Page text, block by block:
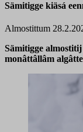
Sämitigge kiäsá
Almostittum
Sämitigge
monâttâllâm